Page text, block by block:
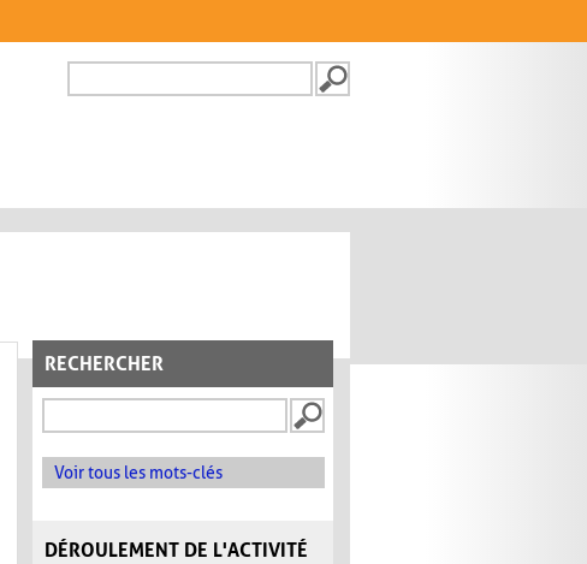
FORMULAIRE DE
RECHERCHER
Voir tous les mots-clés
DÉROULEMENT DE L'ACTIVITÉ